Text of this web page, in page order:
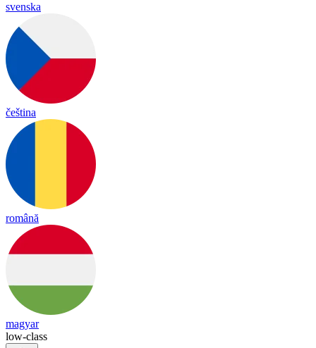
svenska
čeština
română
magyar
low-class